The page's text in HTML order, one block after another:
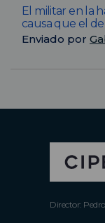
El militar en la
causa que el
Enviado por
Director: